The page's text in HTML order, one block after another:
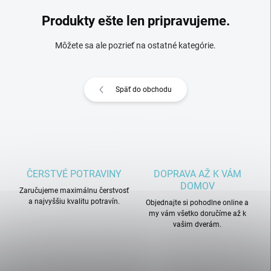
Produkty ešte len pripravujeme.
Môžete sa ale pozrieť na ostatné kategórie.
Späť do obchodu
ČERSTVÉ POTRAVINY
Zaručujeme maximálnu čerstvosť
a najvyššiu kvalitu potravín.
DOPRAVA AŽ K VÁM
DOMOV
Objednajte si pohodlne online a
my vám všetko doručíme až k
vašim dverám.